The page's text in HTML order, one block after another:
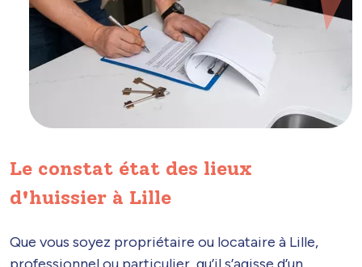
Le constat état des lieux
d'huissier à Lille
Que vous soyez propriétaire ou locataire à Lille,
professionnel ou particulier, qu’il s’agisse d’un